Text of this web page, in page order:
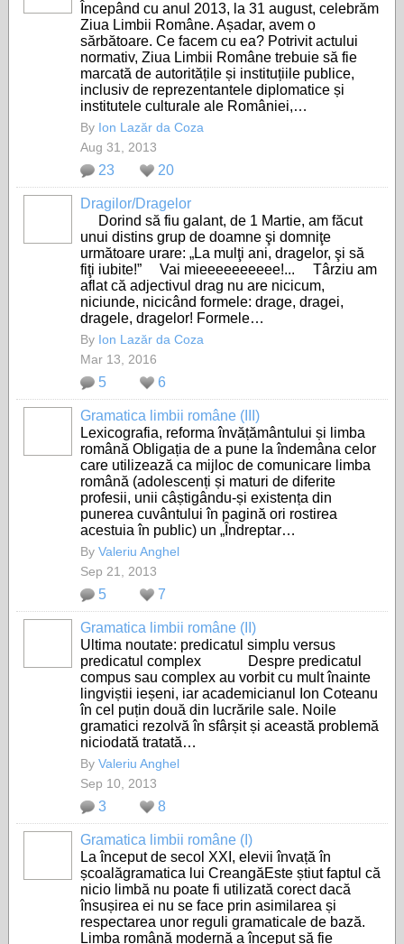
Începând cu anul 2013, la 31 august, celebrăm
Ziua Limbii Române. Așadar, avem o
sărbătoare. Ce facem cu ea? Potrivit actului
normativ, Ziua Limbii Române trebuie să fie
marcată de autoritățile și instituțiile publice,
inclusiv de reprezentantele diplomatice și
institutele culturale ale României,…
By Ion Lazăr da Coza
Aug 31, 2013
23 20
Dragilor/Dragelor
Dorind să fiu galant, de 1 Martie, am făcut
unui distins grup de doamne şi domniţe
următoare urare: „La mulţi ani, dragelor, şi să
fiţi iubite!” Vai mieeeeeeeeee!... Târziu am
aflat că adjectivul drag nu are nicicum,
niciunde, nicicând formele: drage, dragei,
dragele, dragelor! Formele…
By Ion Lazăr da Coza
Mar 13, 2016
5 6
Gramatica limbii române (III)
Lexicografia, reforma învățământului și limba
română Obligația de a pune la îndemâna celor
care utilizează ca mijloc de comunicare limba
română (adolescenți și maturi de diferite
profesii, unii câștigându-și existența din
punerea cuvântului în pagină ori rostirea
acestuia în public) un „Îndreptar…
By Valeriu Anghel
Sep 21, 2013
5 7
Gramatica limbii române (II)
Ultima noutate: predicatul simplu versus
predicatul complex Despre predicatul
compus sau complex au vorbit cu mult înainte
lingviștii ieșeni, iar academicianul Ion Coteanu
în cel puțin două din lucrările sale. Noile
gramatici rezolvă în sfârșit și această problemă
niciodată tratată…
By Valeriu Anghel
Sep 10, 2013
3 8
Gramatica limbii române (I)
La început de secol XXI, elevii învață în
școalăgramatica lui CreangăEste știut faptul că
nicio limbă nu poate fi utilizată corect dacă
însușirea ei nu se face prin asimilarea și
respectarea unor reguli gramaticale de bază.
Limba română modernă a început să fie